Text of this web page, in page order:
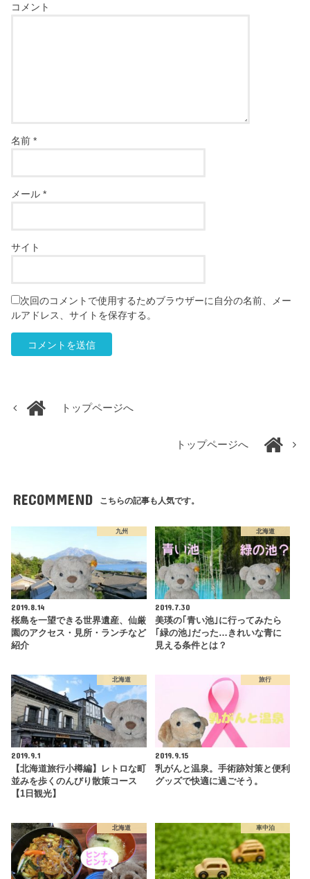
コメント
名前*
メール*
サイト
次回のコメントで使用するためブラウザーに自分の名前、メー
ルアドレス、サイトを保存する。
トップページへ
トップページへ
RECOMMEND こちらの記事も人気です。
九州
2019.8.14
桜島を一望できる世界遺産、仙厳
園のアクセス・見所・ランチなど
紹介
北海道
2019.7.30
美瑛の｢青い池｣に行ってみたら
｢緑の池｣だった…きれいな青に
見える条件とは？
北海道
2019.9.1
【北海道旅行小樽編】レトロな町
並みを歩くのんびり散策コース
【1日観光】
旅行
2019.9.15
乳がんと温泉。手術跡対策と便利
グッズで快適に過ごそう。
北海道 車中泊